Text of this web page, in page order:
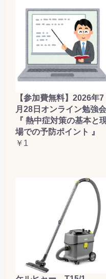
【参加費無料】2026年7
月28日オンライン勉強会
『 熱中症対策の基本と
場での予防ポイント 』
￥1